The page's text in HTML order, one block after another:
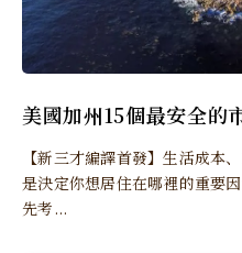
美國加州15個最安全的
【新三才編譯首發】生活成本
是決定你想居住在哪裡的重要
先考...